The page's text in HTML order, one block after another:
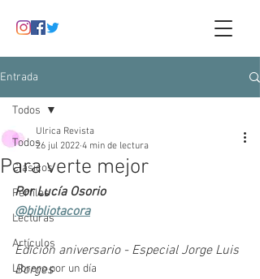
Entrada
Todos
Clásicos
Perfiles
Lecturas
Artículos
Librero por un día
Todos
Para verte mejor
Ulrica Revista
26 jul 2022 4 min de lectura
Por Lucía Osorio
@bibliotacora
Edición aniversario - Especial Jorge Luis
Borges